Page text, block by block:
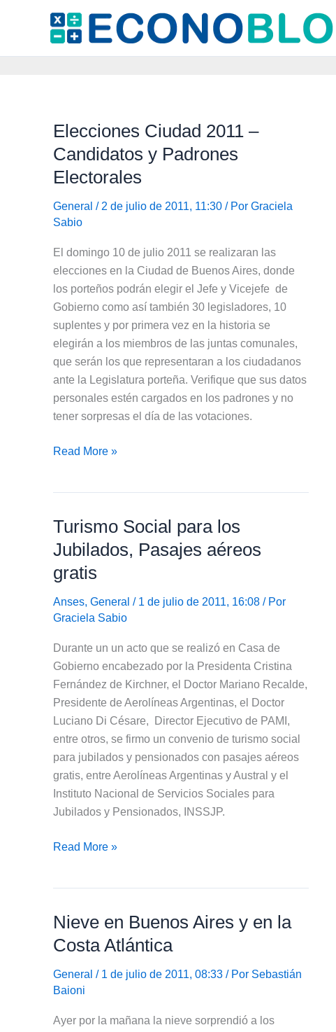
Elecciones Ciudad 2011 –
Candidatos y Padrones
Electorales
General / 2 de julio de 2011, 11:30 / Por Graciela
Sabio
El domingo 10 de julio 2011 se realizaran las
elecciones en la Ciudad de Buenos Aires, donde
los porteños podrán elegir el Jefe y Vicejefe de
Gobierno como así también 30 legisladores, 10
suplentes y por primera vez en la historia se
elegirán a los miembros de las juntas comunales,
que serán los que representaran a los ciudadanos
ante la Legislatura porteña. Verifique que sus datos
personales estén cargados en los padrones y no
tener sorpresas el día de las votaciones.
Elecciones
Candidatos
y
Padrones
Electorales
Read More »
Turismo Social para los
Jubilados, Pasajes aéreos
gratis
Anses, General / 1 de julio de 2011, 16:08 / Por
Graciela Sabio
Durante un un acto que se realizó en Casa de
Gobierno encabezado por la Presidenta Cristina
Fernández de Kirchner, el Doctor Mariano Recalde,
Presidente de Aerolíneas Argentinas, el Doctor
Luciano Di Césare, Director Ejecutivo de PAMI,
entre otros, se firmo un convenio de turismo social
para jubilados y pensionados con pasajes aéreos
gratis, entre Aerolíneas Argentinas y Austral y el
Instituto Nacional de Servicios Sociales para
Jubilados y Pensionados, INSSJP.
Turismo
Jubilados,
Pasajes
aéreos
gratis
Read More »
Nieve en Buenos Aires y en la
Costa Atlántica
General / 1 de julio de 2011, 08:33 / Por Sebastián
Baioni
Ayer por la mañana la nieve sorprendió a los